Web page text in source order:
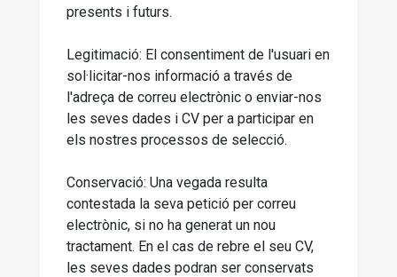
presents i futurs.
Legitimació: El consentiment de l'usuari en
sol·licitar-nos informació a través de
l'adreça de correu electrònic o enviar-nos
les seves dades i CV per a participar en
els nostres processos de selecció.
Conservació: Una vegada resulta
contestada la seva petició per correu
electrònic, si no ha generat un nou
tractament. En el cas de rebre el seu CV,
les seves dades podran ser conservats